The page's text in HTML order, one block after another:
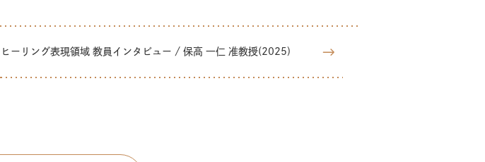
ヒーリング表現領域 教員インタビュー / 保高 一仁 准教授(2025)